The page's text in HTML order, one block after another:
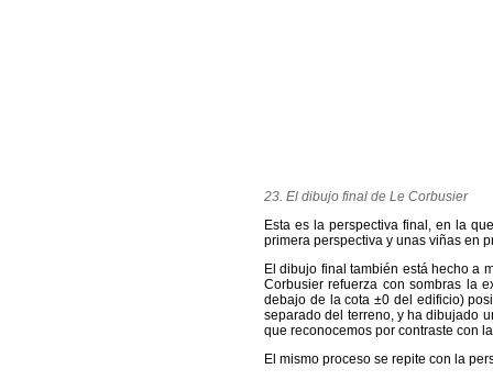
23. El dibujo final de Le Corbusier
Esta es la perspectiva final, en la
primera perspectiva y unas viñas en
El dibujo final también está hecho a
Corbusier refuerza con sombras la
debajo de la cota ±0 del edificio)
separado del terreno, y ha dibujado
que reconocemos por contraste con
El mismo proceso se repite con la